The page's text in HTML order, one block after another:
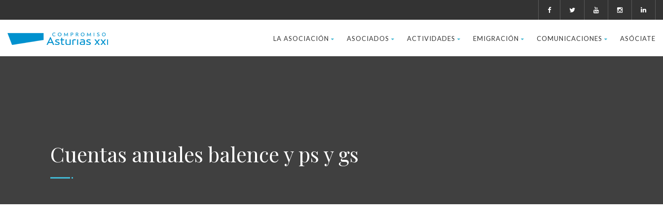
LA ASOCIACIÓN ASOCIADOS ACTIVIDADES EMIGRACIÓN COMUNICACIONES ASÓCIATE
Cuentas anuales balence y ps y gs